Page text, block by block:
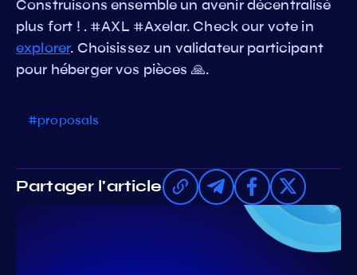
Construisons ensemble un avenir décentralisé
plus fort ! . #AXL #Axelar. Check our vote in
explorer. Choisissez un validateur participant
pour héberger vos pièces 🙏.
#proposals
Partager l'article